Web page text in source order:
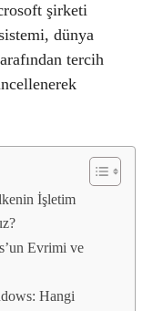
şirketi
dünya
tercih
İşletim
Evrimi ve
Hangi